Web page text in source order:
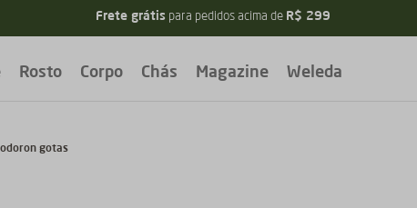
Frete grátis para pedidos acima de R$ 299
Rosto Corpo Chás Magazine Weleda
gotas